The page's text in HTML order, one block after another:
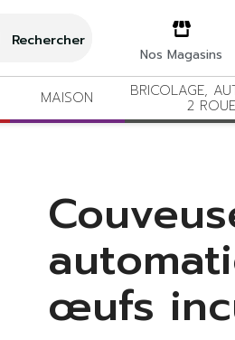
Rechercher
Nos Magasins
MAISON BRICOLAGE,
2
œufs